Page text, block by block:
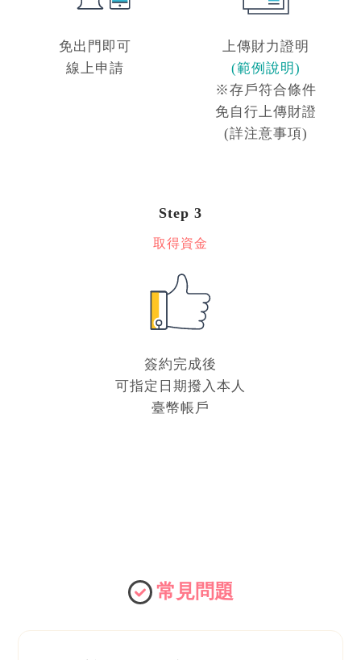
免出門即可
線上申請
上傳財力證明
(範例說明)
※存戶符合條件
免自行上傳財證
(詳注意事項)
Step 3
取得資金
簽約完成後
可指定日期撥入本人
臺幣帳戶
常見問題